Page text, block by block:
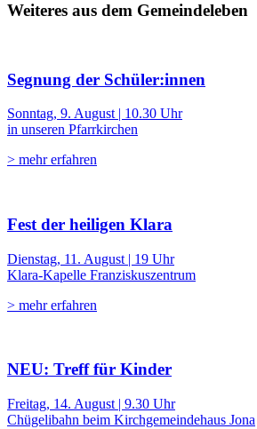
Weiteres aus dem Gemeindeleben
Segnung der Schüler:innen
Sonntag, 9. August | 10.30 Uhr
in unseren Pfarrkirchen
> mehr erfahren
Fest der heiligen Klara
Dienstag, 11. August | 19 Uhr
Klara-Kapelle Franziskuszentrum
> mehr erfahren
NEU: Treff für Kinder
Freitag, 14. August | 9.30 Uhr
Chügelibahn beim Kirchgemeindehaus Jona